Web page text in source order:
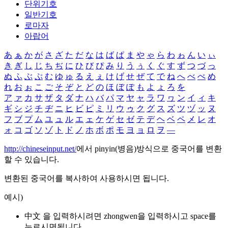
단위기호
일반기호
로마자
아랍어
あ ぁ か が さ ざ た だ な は ば ぱ ま や ゃ ら わ ゎ ん い ぃ
き ぎ し じ ち ぢ に ひ び ぴ み り う ぅ く ぐ す ず つ づ っ
ぬ ふ ぶ ぷ む ゆ ゅ る え ぇ け げ せ ぜ て で ね へ べ ぺ め
れ お ぉ こ ご そ ぞ と ど の ほ ぼ ぽ も よ ょ ろ を
ア ァ カ サ ザ タ ダ ナ ハ バ パ マ ヤ ャ ラ ワ ヮ ン イ ィ キ
ギ シ ジ チ ヂ ニ ヒ ビ ピ ミ リ ウ ゥ ク グ ス ズ ツ ヅ ッ ヌ
フ ブ プ ム ユ ュ ル エ ェ ケ ゲ セ ゼ テ デ ヘ ベ ペ メ レ オ
ォ コ ゴ ソ ゾ ト ド ノ ホ ボ ポ モ ヨ ョ ロ ヲ ―
http://chineseinput.net/에서 pinyin(병음)방식으로 중국어를 변환
할 수 있습니다.
변환된 중국어를 복사하여 사용하시면 됩니다.
예시)
中文 을 입력하시려면 zhongwen을 입력하시고 space를